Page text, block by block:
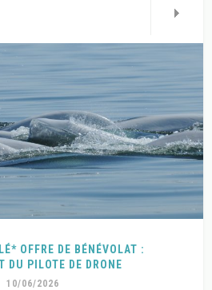
OFFRE DE BÉNÉVOLAT :
DU PILOTE DE DRONE
10/06/2026